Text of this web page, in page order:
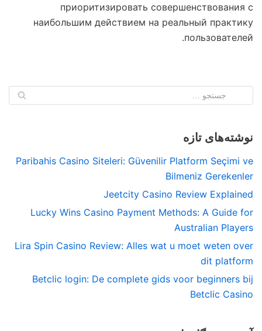
приоритизировать совершенствования с
наибольшим действием на реальный практику
пользователей.
نوشته‌های تازه
Paribahis Casino Siteleri: Güvenilir Platform Seçimi ve
Bilmeniz Gerekenler
Jeetcity Casino Review Explained
Lucky Wins Casino Payment Methods: A Guide for
Australian Players
Lira Spin Casino Review: Alles wat u moet weten over
dit platform
Betclic login: De complete gids voor beginners bij
Betclic Casino